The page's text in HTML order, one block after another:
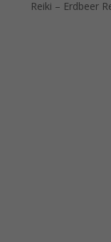
Reiki – Erdbeer